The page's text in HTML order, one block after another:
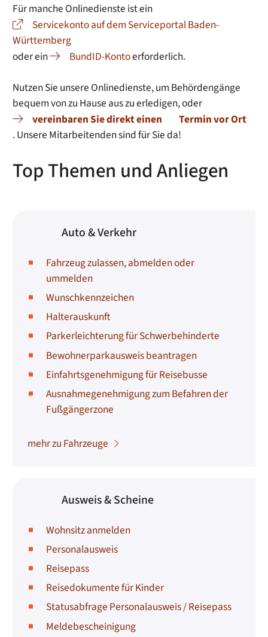
Für manche Onlinedienste ist ein
Servicekonto auf dem Serviceportal Baden-
Württemberg
oder ein
BundID-Kontoerforderlich.
Nutzen Sie unsere Onlinedienste, um Behördengänge
bequem von zu Hause aus zu erledigen, oder
vereinbaren Sie direkt einen
Termin vor Ort
. Unsere Mitarbeitenden sind für Sie da!
Top Themen und Anliegen
Auto & Verkehr
Fahrzeug zulassen, abmelden oder
ummelden
Wunschkennzeichen
Halterauskunft
Parkerleichterung für Schwerbehinderte
Bewohnerparkausweis beantragen
Einfahrtsgenehmigung für Reisebusse
Ausnahmegenehmigung zum Befahren der
Fußgängerzone
mehr zu Fahrzeuge
Ausweis & Scheine
Wohnsitz anmelden
Personalausweis
Reisepass
Reisedokumente für Kinder
Statusabfrage Personalausweis / Reisepass
Meldebescheinigung